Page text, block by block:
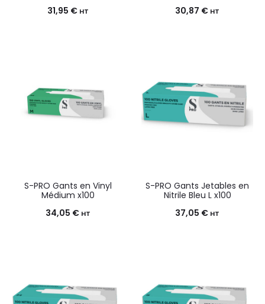
31,95 € HT
30,87 € HT
S-PRO Gants en Vinyl
Médium x100
34,05 € HT
S-PRO Gants Jetables en
Nitrile Bleu L x100
37,05 € HT